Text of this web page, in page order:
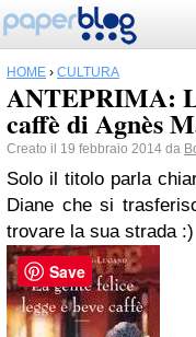
HOME › CULTURA
ANTEPRIMA:
caffè di Agnès
Creato il 19 febbraio 2014 da
Solo il titolo parla
Diane che si
trovare la sua strada :)
Save